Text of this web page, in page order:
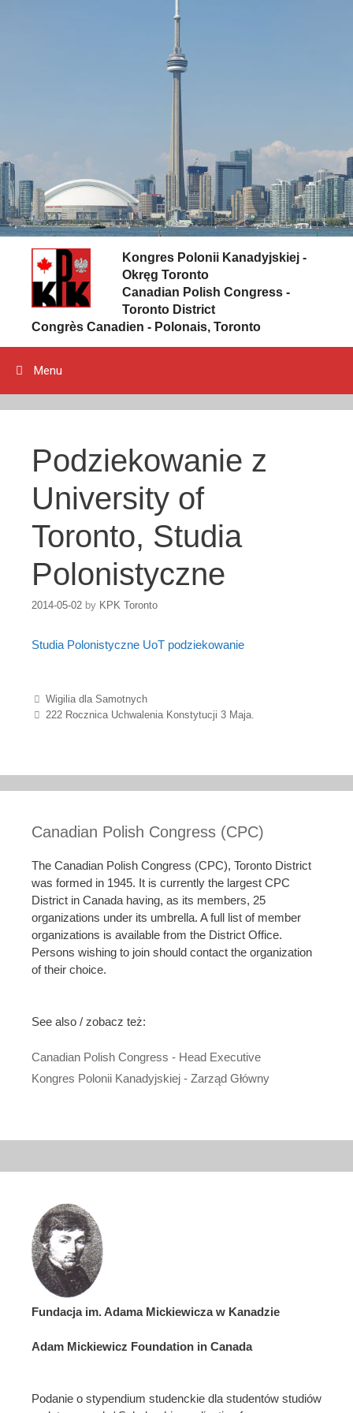
Kongres Polonii Kanadyjskiej -
Okręg Toronto
Canadian Polish Congress -
Toronto District
Congrès Canadien - Polonais, Toronto
Menu
Podziekowanie z
University of
Toronto, Studia
Polonistyczne
2014-05-02 by KPK Toronto
Studia Polonistyczne UoT podziekowanie
Post navigation
Wigilia dla Samotnych
222 Rocznica Uchwalenia Konstytucji 3 Maja.
Canadian Polish Congress (CPC)
The Canadian Polish Congress (CPC), Toronto District
was formed in 1945. It is currently the largest CPC
District in Canada having, as its members, 25
organizations under its umbrella. A full list of member
organizations is available from the District Office.
Persons wishing to join should contact the organization
of their choice.
See also / zobacz też:
Canadian Polish Congress - Head Executive
Kongres Polonii Kanadyjskiej - Zarząd Główny
Fundacja im. Adama Mickiewicza w Kanadzie
Adam Mickiewicz Foundation in Canada
Podanie o stypendium studenckie dla studentów studiów